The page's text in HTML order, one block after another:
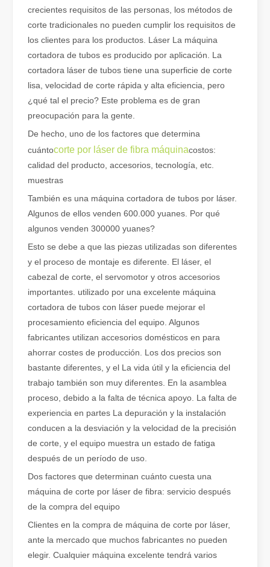
Cómo elegir su compañero de trabajo: máquina de corte por láser
El corte de metal por láser es un método de precisión que se
El corte por láser de láminas de metal es un método de corte
crecientes requisitos de las personas, los métodos de
corte tradicionales no pueden cumplir los requisitos de
los clientes para los productos. Láser La máquina
cortadora de tubos es producido por aplicación. La
cortadora láser de tubos tiene una superficie de corte
lisa, velocidad de corte rápida y alta eficiencia, pero
¿qué tal el precio? Este problema es de gran
preocupación para la gente.
De hecho, uno de los factores que determina
cuántocorte por láser de fibra máquinacostos:
calidad del producto, accesorios, tecnología, etc.
muestras
También es una máquina cortadora de tubos por láser.
Algunos de ellos venden 600.000 yuanes. Por qué
algunos venden 300000 yuanes?
Esto se debe a que las piezas utilizadas son diferentes
y el proceso de montaje es diferente. El láser, el
cabezal de corte, el servomotor y otros accesorios
importantes. utilizado por una excelente máquina
cortadora de tubos con láser puede mejorar el
procesamiento eficiencia del equipo. Algunos
fabricantes utilizan accesorios domésticos en para
ahorrar costes de producción. Los dos precios son
bastante diferentes, y el La vida útil y la eficiencia del
trabajo también son muy diferentes. En la asamblea
proceso, debido a la falta de técnica apoyo. La falta de
experiencia en partes La depuración y la instalación
conducen a la desviación y la velocidad de la precisión
de corte, y el equipo muestra un estado de fatiga
después de un período de uso.
Dos factores que determinan cuánto cuesta una
máquina de corte por láser de fibra: servicio después
de la compra del equipo
Clientes en la compra de máquina de corte por láser,
ante la mercado que muchos fabricantes no pueden
elegir. Cualquier máquina excelente tendrá varios